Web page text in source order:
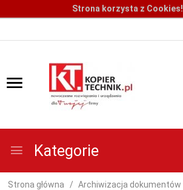
Strona korzysta z Cookies!
Kategorie
Strona główna Archiwizacja dokumentów